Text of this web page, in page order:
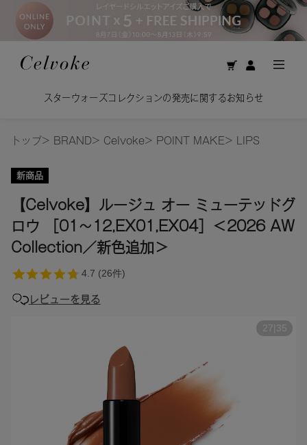
関するお知らせ
Calm Brightening
美容オイルで洗う贅沢。揺るがない
トップ> BRAND> Celvoke> POINT MAKE> LIPS
新商品
【Celvoke】ルージュ オー ミューテッドグ
ロウ ［01～12,EX01,EX04］＜2026 AW
Collection／新色追加＞
レビューを見る
27 35